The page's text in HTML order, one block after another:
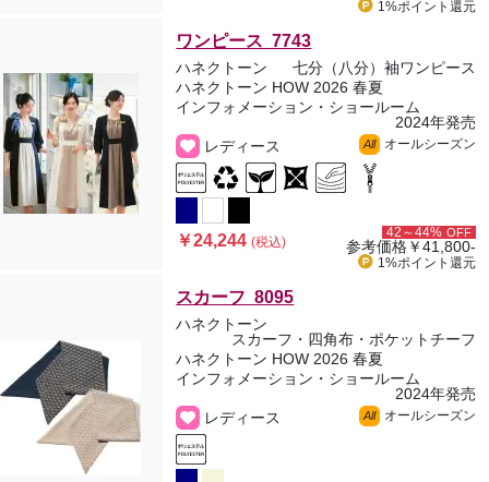
1%ポイント 還元
ワンピース 7743
ハネクトーン
七分（八分）袖ワンピース
ハネクトーン HOW 2026 春夏
インフォメーション・ショールーム
2024年発売
レディース
All オールシーズン
￥24,244(税込)
42～44% OFF
参考価格￥41,800-
1%ポイント 還元
スカーフ 8095
ハネクトーン
スカーフ・四角布・ポケットチーフ
ハネクトーン HOW 2026 春夏
インフォメーション・ショールーム
2024年発売
レディース
All オールシーズン